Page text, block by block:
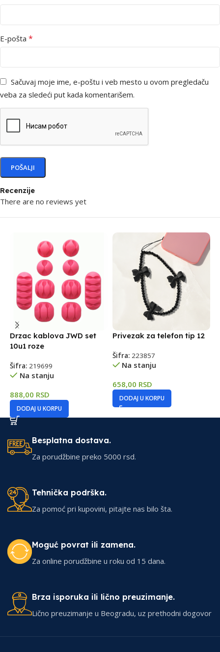
Recenzije
There are no reviews yet
E-pošta *
Sačuvaj moje ime, e-poštu i veb mesto u ovom pregledaču
veba za sledeći put kada komentarišem.
Drzac kablova JWD set
10u1 roze
Šifra: 219699
Na stanju
888,00 RSD
DODAJ U KORPU
Privezak za telefon tip 12
Šifra: 223857
Na stanju
658,00 RSD
DODAJ U KORPU
Besplatna dostava.
Za porudžbine preko 5000 rsd.
Tehnička podrška.
Za pomoć pri kupovini, pitajte nas bilo šta.
Moguć povrat ili zamena.
Za online porudžbine u roku od 15 dana.
Brza isporuka ili lično preuzimanje.
Lično preuzimanje u Beogradu, uz prethodni dogovor